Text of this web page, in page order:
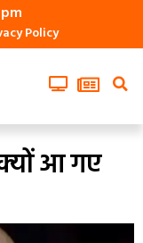
Policy
आ गए